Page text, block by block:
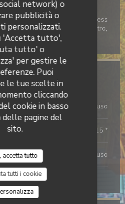
network) o
pubblicità o
personalizzati.
'Accetta tutto',
tutto' o
per gestire le
Puoi
le tue scelte in
cliccando
cookie in basso
delle pagine del
sito.
accetta tutto
tutti i cookie
Buoni vacanza, Amex,
contatto, Apple Pay, Contactless
/ Mastercard, Contanti, Maestro,
Express, Bancomat
Chiuso
12:00 - 13:00 * 19:00 - 20:15 *
Chiuso
prenotazione
3